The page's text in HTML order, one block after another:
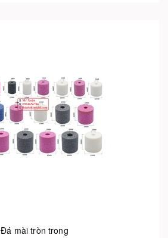
Đá mài tròn trong